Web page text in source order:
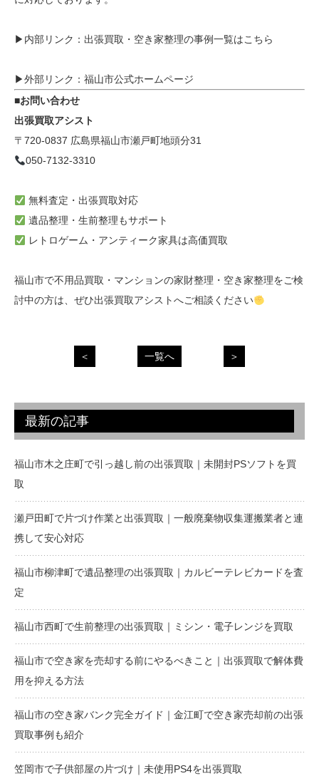
▶︎内部リンク： 出張買取・空き家整理の事例一覧はこちら
▶︎外部リンク： 福山市公式ホームページ
■お問い合わせ
出張買取アシスト
〒720-0837 広島県福山市瀬戸町地頭分31
050-7132-3310
無料査定・出張買取対応
遺品整理・生前整理もサポート
レトロゲーム・アンティーク家具は高価買取
福山市で不用品買取・マンションの家財整理・空き家整理をご検
討中の方は、ぜひ出張買取アシストへご相談ください
＜ 一覧へ ＞
最新の記事
福山市木之庄町で引っ越し前の出張買取｜未開封PSソフトを買
取
瀬戸田町で片づけ作業と出張買取｜一般廃棄物収集運搬業者と連
携して安心対応
福山市柳津町で遺品整理の出張買取｜カルビーテレビカードを査
定
福山市西町で生前整理の出張買取｜ミシン・電子レンジを買取
福山市で空き家を売却する前にやるべきこと｜出張買取で解体費
用を抑える方法
福山市の空き家バンク完全ガイド｜金江町で空き家売却前の出張
買取事例も紹介
笠岡市で子供部屋の片づけ｜未使用PS4を出張買取